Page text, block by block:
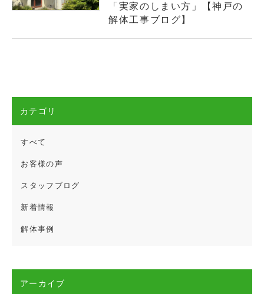
「実家のしまい方」【神戸の
解体工事ブログ】
カテゴリ
すべて
お客様の声
スタッフブログ
新着情報
解体事例
アーカイブ